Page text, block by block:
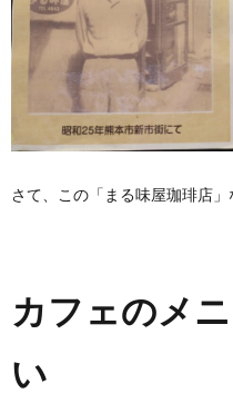
さて、この「まる味屋珈琲店」
カフェのメ
い